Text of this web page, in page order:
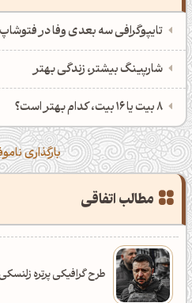
تایپوگرافی سه بعدی وفا در فتوشاپ
شارپینگ بیشتر، زندگی بهتر
8 بیت یا 16 بیت، کدام بهتر است؟
بارگذاری
مطالب اتفاقی
طرح گرافیکی پرتره زلنسکی